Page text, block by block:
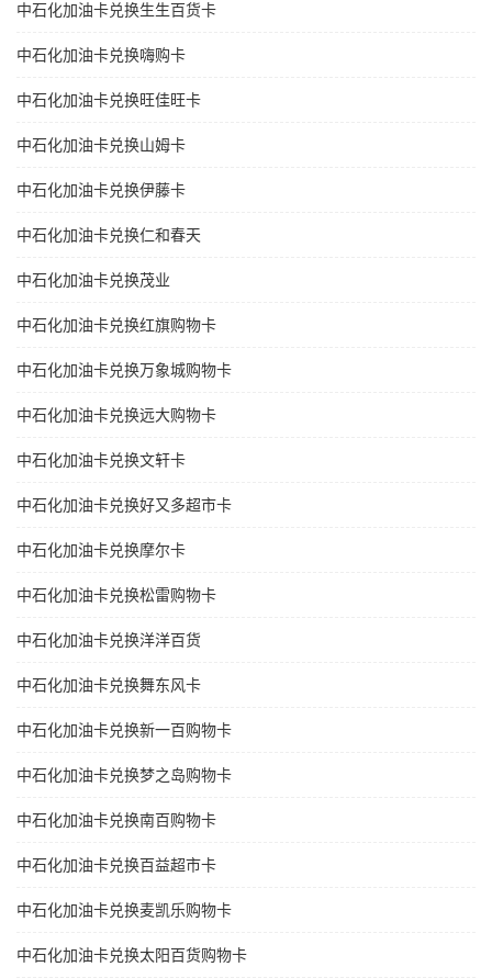
中石化加油卡兑换生生百货卡
中石化加油卡兑换嗨购卡
中石化加油卡兑换旺佳旺卡
中石化加油卡兑换山姆卡
中石化加油卡兑换伊藤卡
中石化加油卡兑换仁和春天
中石化加油卡兑换茂业
中石化加油卡兑换红旗购物卡
中石化加油卡兑换万象城购物卡
中石化加油卡兑换远大购物卡
中石化加油卡兑换文轩卡
中石化加油卡兑换好又多超市卡
中石化加油卡兑换摩尔卡
中石化加油卡兑换松雷购物卡
中石化加油卡兑换洋洋百货
中石化加油卡兑换舞东风卡
中石化加油卡兑换新一百购物卡
中石化加油卡兑换梦之岛购物卡
中石化加油卡兑换南百购物卡
中石化加油卡兑换百益超市卡
中石化加油卡兑换麦凯乐购物卡
中石化加油卡兑换太阳百货购物卡